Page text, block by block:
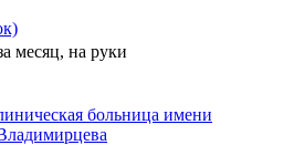
месяц, на руки
больница имени